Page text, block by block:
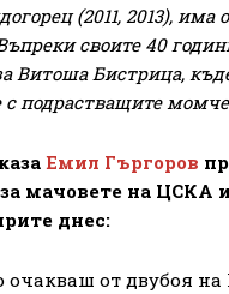
(2011, 2013), има
своите 40
Витоша Бистрица,
с подрастващите
Емил Гъргоров
за мачовете на ЦСКА
днес:
очакваш от двубоя